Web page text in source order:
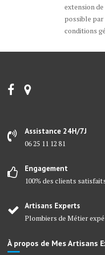
extension de
possible
conditions
Assistance 24H/7J
06 25 11 12 81
Engagement
100% des clients
Artisans Experts
Plombiers de Métier
À propos de Mes Artisans